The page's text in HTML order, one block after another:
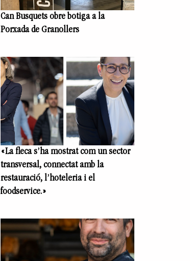
Can Busquets obre botiga a la
Porxada de Granollers
«La fleca s’ha mostrat com un sector
transversal, connectat amb la
restauració, l’hoteleria i el
foodservice.»